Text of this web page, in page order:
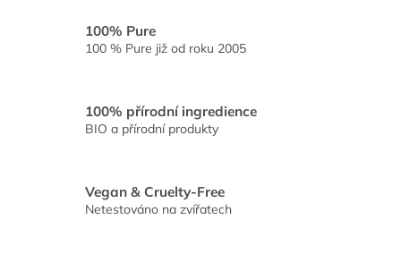
100% Pure
100 % Pure již od roku 2005
100% přírodní ingredience
BIO a přírodní produkty
Vegan & Cruelty-Free
Netestováno na zvířatech